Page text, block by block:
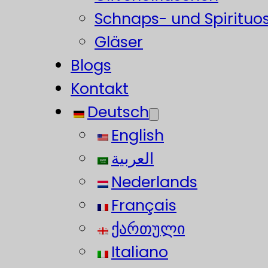
Schnaps- und
Gläser
Blogs
Kontakt
Deutsch
English
العربية
Nederlands
Français
ქართული
Italiano